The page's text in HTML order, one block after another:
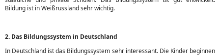
Bildung ist in Weißrussland sehr wichtig.
2. Das Bildungssystem in Deutschland
In Deutschland ist das Bildungssystem sehr interessant. Die Kinder beginnen